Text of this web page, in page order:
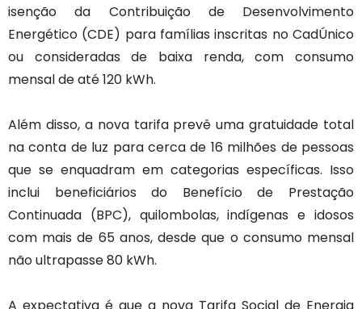
isenção da Contribuição de Desenvolvimento
Energético (CDE) para famílias inscritas no CadÚnico
ou consideradas de baixa renda, com consumo
mensal de até 120 kWh.
Além disso, a nova tarifa prevê uma gratuidade total
na conta de luz para cerca de 16 milhões de pessoas
que se enquadram em categorias específicas. Isso
inclui beneficiários do Benefício de Prestação
Continuada (BPC), quilombolas, indígenas e idosos
com mais de 65 anos, desde que o consumo mensal
não ultrapasse 80 kWh.